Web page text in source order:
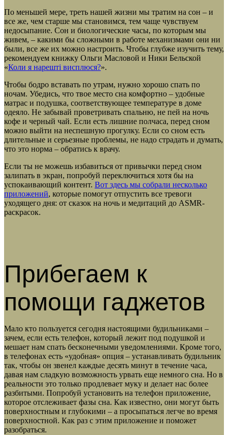
По меньшей мере, треть нашей жизни мы тратим на сон – и
все же, чем старше мы становимся, тем чаще чувствуем
недосыпание. Сон и биологические часы, по которым мы
живем, – какими бы сложными в работе механизмами они ни
были, все же их можно настроить. Чтобы глубже изучить тему,
рекомендуем книжку Ольги Масловой и Ники Бельской
«Коли я нарешті висплюся?».
Чтобы бодро вставать по утрам, нужно хорошо спать по
ночам. Убедись, что твое место сна комфортно – удобные
матрас и подушка, соответствующее температуре в доме
одеяло. Не забывай проветривать спальню, не пей на ночь
кофе и черный чай. Если есть лишние полчаса, перед сном
можно выйти на неспешную прогулку. Если со сном есть
длительные и серьезные проблемы, не надо страдать и думать,
что это норма – обратись к врачу.
Если ты не можешь избавиться от привычки перед сном
залипать в экран, попробуй переключиться хотя бы на
успокаивающий контент. Вот здесь мы собрали несколько
приложений, которые помогут отпустить все тревоги
уходящего дня: от сказок на ночь и медитаций до ASMR-
раскрасок.
Прибегаем к
помощи гаджетов
Мало кто пользуется сегодня настоящими будильниками –
зачем, если есть телефон, который лежит под подушкой и
мешает нам спать бесконечными уведомлениями. Кроме того,
в телефонах есть «удобная» опция – устанавливать будильник
так, чтобы он звенел каждые десять минут в течение часа,
давая нам сладкую возможность урвать еще немного сна. Но в
реальности это только продлевает муку и делает нас более
разбитыми. Попробуй установить на телефон приложение,
которое отслеживает фазы сна. Как известно, они могут быть
поверхностным и глубокими – а просыпаться легче во время
поверхностной. Как раз с этим приложение и поможет
разобраться.